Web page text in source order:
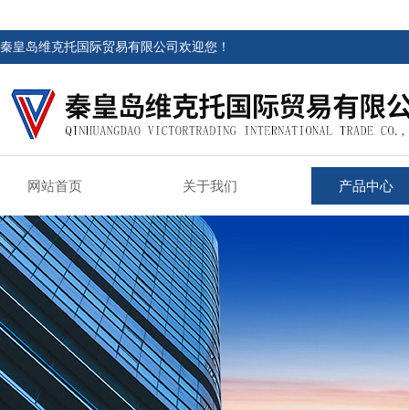
秦皇岛维克托国际贸易有限公司欢迎您！
网站首页 关于我们 产品中心